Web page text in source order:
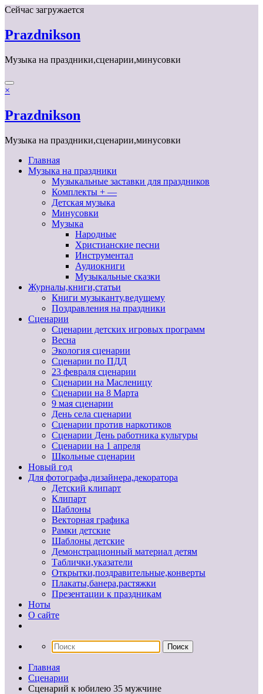
Перейти
содержимому
Сейчас загружается
Prazdnikson
Музыка на праздники,сценарии,минусовки
×
Prazdnikson
Музыка на праздники,сценарии,минусовки
Главная
Музыка на праздники
Музыкальные заставки для праздников
Комплекты + —
Детская музыка
Минусовки
Музыка
Народные
Христианские песни
Инструментал
Аудиокниги
Музыкальные сказки
Журналы,книги,статьи
Книги музыканту,ведущему
Поздравления на праздники
Сценарии
Сценарии детских игровых программ
Весна
Экология сценарии
Сценарии по ПДД
23 февраля сценарии
Сценарии на Масленицу
Сценарии на 8 Марта
9 мая сценарии
День села сценарии
Сценарии против наркотиков
Сценарии День работника культуры
Сценарии на 1 апреля
Школьные сценарии
Новый год
Для фотографа,дизайнера,декоратора
Детский клипарт
Клипарт
Шаблоны
Векторная графика
Рамки детские
Шаблоны детские
Демонстрационный материал детям
Таблички,указатели
Открытки,поздравительные,конверты
Плакаты,банера,растяжки
Презентации к праздникам
Ноты
О сайте
Главная
Сценарии
Сценарий к юбилею 35 мужчине